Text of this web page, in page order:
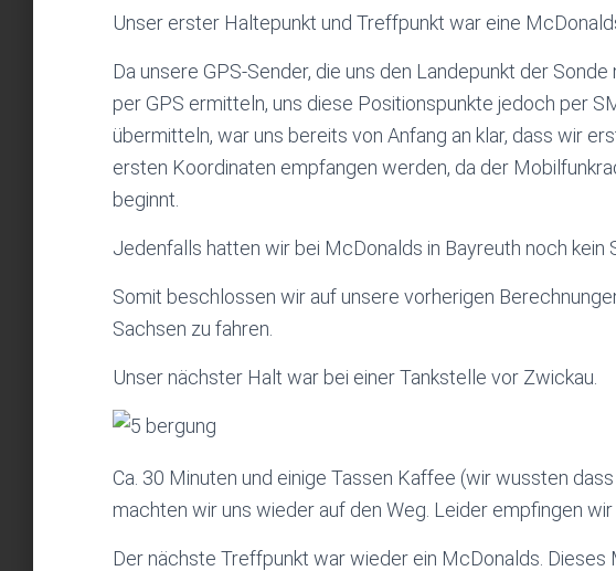
Unser erster Haltepunkt und Treffpunkt war eine
Da unsere GPS-Sender, die uns den Landepunkt der
per GPS ermitteln, uns diese Positionspunkte jedoch per
übermitteln, war uns bereits von Anfang an klar, dass wir
ersten Koordinaten empfangen werden, da der
beginnt.
Jedenfalls hatten wir bei McDonalds in Bayreuth noch kein
Somit beschlossen wir auf unsere vorherigen
Sachsen zu fahren.
Unser nächster Halt war bei einer Tankstelle vor Zwickau.
Ca. 30 Minuten und einige Tassen Kaffee (wir wussten
machten wir uns wieder auf den Weg. Leider empfingen
Der nächste Treffpunkt war wieder ein McDonalds. Dieses